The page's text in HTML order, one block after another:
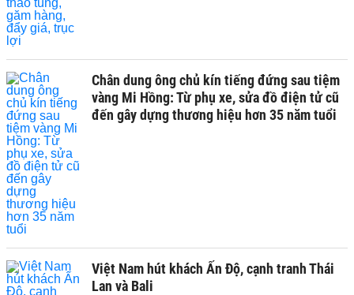
Chân dung ông chủ kín tiếng đứng sau tiệm
vàng Mi Hồng: Từ phụ xe, sửa đồ điện tử cũ
đến gây dựng thương hiệu hơn 35 năm tuổi
Việt Nam hút khách Ấn Độ, cạnh tranh Thái
Lan và Bali